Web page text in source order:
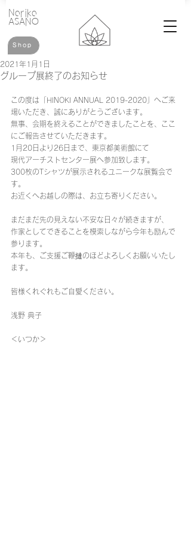
​Noriko
ASANO
Shop
グループ展終了のお知らせ
2021年1月1日
この度は「HINOKI ANNUAL 2019-2020」へご来
場いただき、誠にありがとうございます。
無事、会期を終えることができましたことを、ここ
にご報告させていただきます。
1月20日より26日まで、東京都美術館にて
現代アーチストセンター展へ参加致します。
300枚のTシャツが展示されるユニークな展覧会で
す。
お近くへお越しの際は、お立ち寄りください。
まだまだ先の見えない不安な日々が続きますが、
作家としてできることを模索しながら今年も励んで
参ります。
本年も、ご支援ご鞭撻のほどよろしくお願いいたし
ます。
皆様くれぐれもご自愛ください。
浅野 典子
＜いつか＞